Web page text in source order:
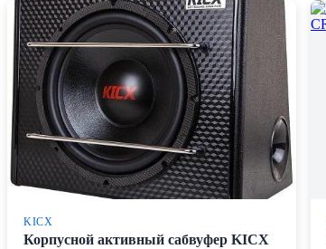
KICX
Корпусной активный сабвуфер KICX